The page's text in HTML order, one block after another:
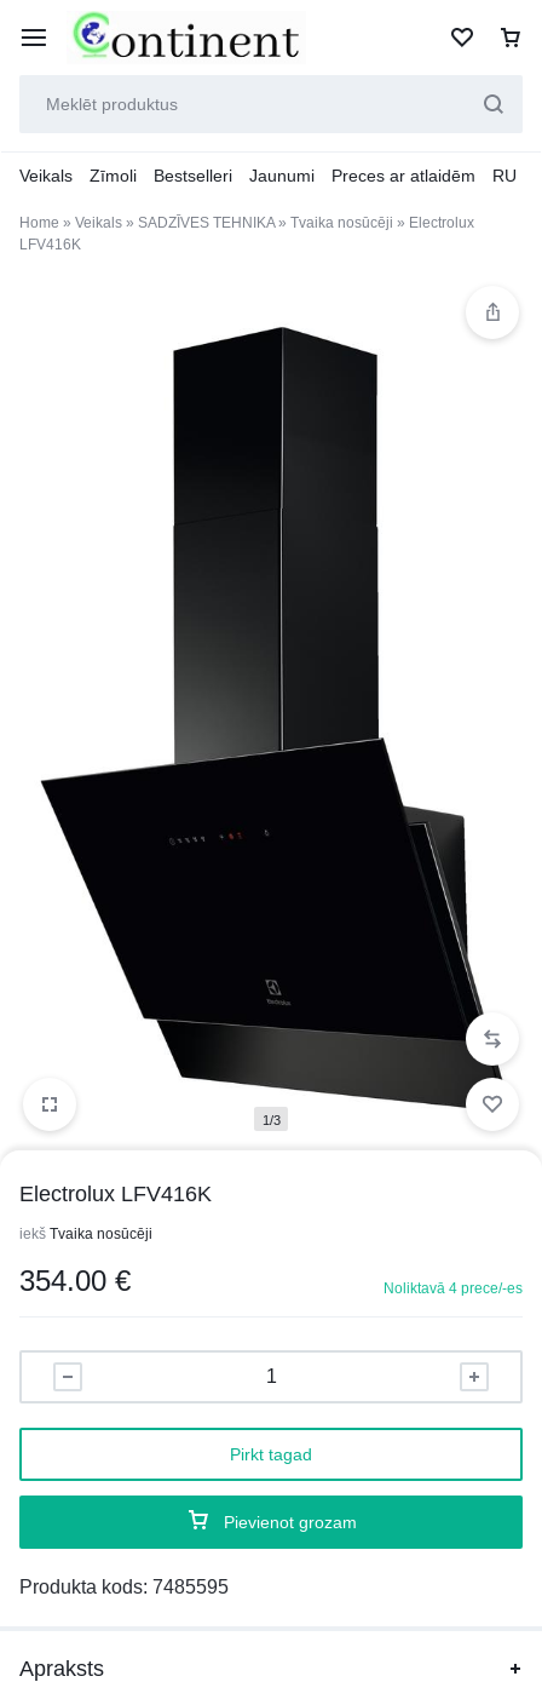
Veikals Zīmoli Bestselleri Jaunumi Preces ar atlaidēm RU
Home » Veikals » SADZĪVES TEHNIKA» Tvaika nosūcēji » Electrolux
LFV416K
1/3
Electrolux LFV416K
iekš Tvaika nosūcēji
354.00 € Noliktavā 4 prece/-es
Pievienot grozam
Pirkt tagad
Produkta kods: 7485595
Apraksts